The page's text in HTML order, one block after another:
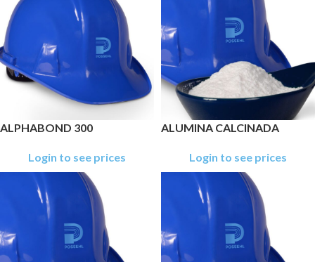
ALPHABOND 300
Login to see prices
ALUMINA CALCINADA
Login to see prices